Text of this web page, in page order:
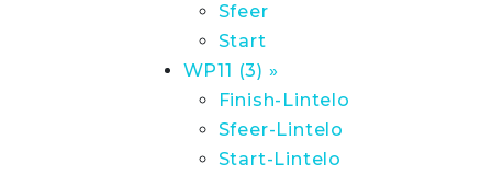
Sfeer
Start
WP11 (3) »
Finish-Lintelo
Sfeer-Lintelo
Start-Lintelo